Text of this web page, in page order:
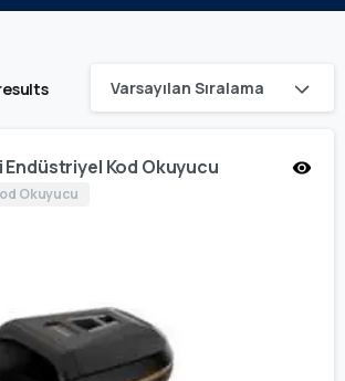
Varsayılan Sıralama
Endüstriyel Kod Okuyucu
Okuyucu